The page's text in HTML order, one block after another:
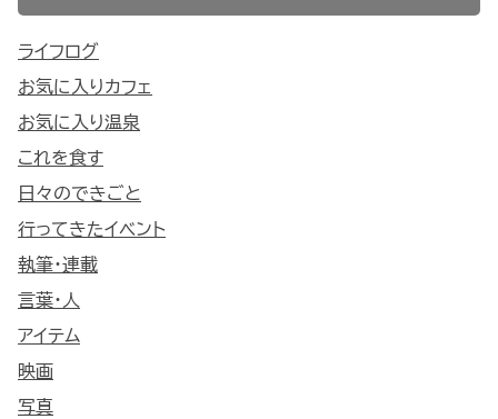
ライフログ
お気に入りカフェ
お気に入り温泉
これを食す
日々のできごと
行ってきたイベント
執筆・連載
言葉・人
アイテム
映画
写真